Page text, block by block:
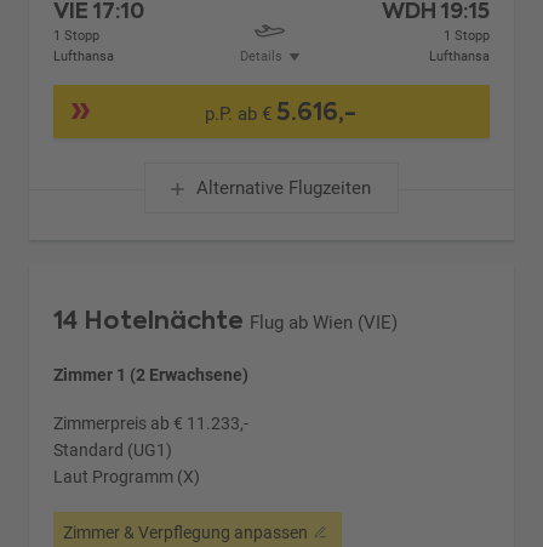
VIE17:10
1 Stopp
Lufthansa
Details
WDH 19:15
1 Stopp
Lufthansa
p.P. ab € 5.616,-
Alternative Flugzeiten
14 Hotelnächte Flug ab Wien (VIE)
Zimmer 1 (2 Erwachsene)
Zimmerpreis ab € 11.233,-
Standard (UG1)
Laut Programm (X)
Zimmer & Verpflegung anpassen